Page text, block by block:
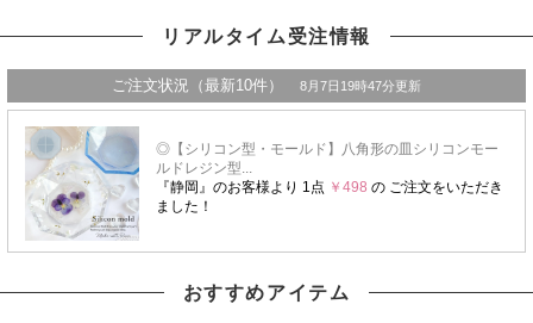
リアルタイム受注情報
おすすめアイテム